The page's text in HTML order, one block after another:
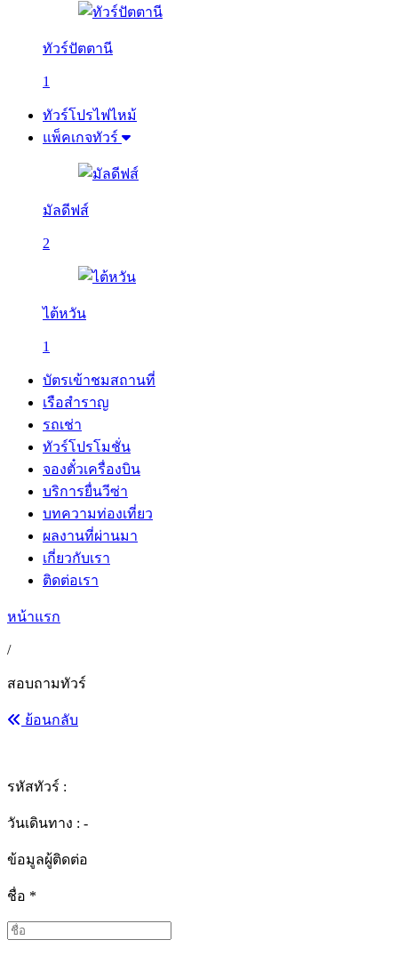
ทัวร์ปัตตานี
1
ทัวร์โปรไฟไหม้
แพ็คเกจทัวร์
มัลดีฟส์
2
ไต้หวัน
1
บัตรเข้าชมสถานที่
เรือสำราญ
รถเช่า
ทัวร์โปรโมชั่น
จองตั๋วเครื่องบิน
บริการยื่นวีซ่า
บทความท่องเที่ยว
ผลงานที่ผ่านมา
เกี่ยวกับเรา
ติดต่อเรา
หน้าแรก
/
สอบถามทัวร์
ย้อนกลับ
รหัสทัวร์ :
วันเดินทาง : -
ข้อมูลผู้ติดต่อ
ชื่อ *